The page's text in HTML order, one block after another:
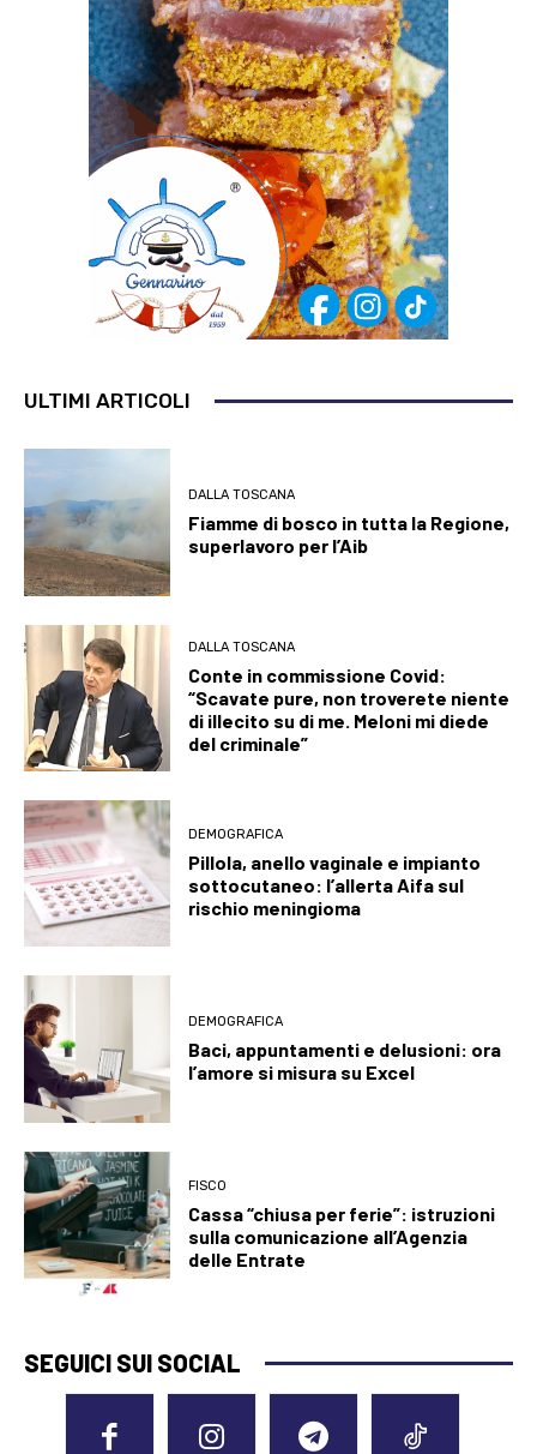
ULTIMI ARTICOLI
DALLA TOSCANA
Fiamme di bosco in tutta la Regione,
superlavoro per l’Aib
DALLA TOSCANA
Conte in commissione Covid:
“Scavate pure, non troverete niente
di illecito su di me. Meloni mi diede
del criminale”
DEMOGRAFICA
Pillola, anello vaginale e impianto
sottocutaneo: l’allerta Aifa sul
rischio meningioma
DEMOGRAFICA
Baci, appuntamenti e delusioni: ora
l’amore si misura su Excel
FISCO
Cassa “chiusa per ferie”: istruzioni
sulla comunicazione all’Agenzia
delle Entrate
SEGUICI SUI SOCIAL